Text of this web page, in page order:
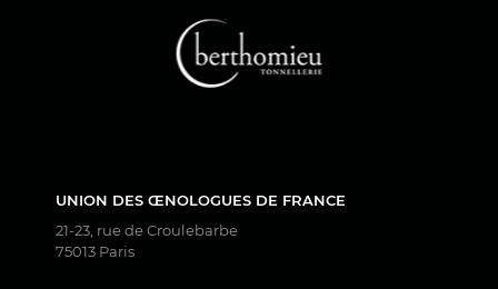
UNION DES ŒNOLOGUES DE FRANCE
21-23, rue de Croulebarbe
75013 Paris